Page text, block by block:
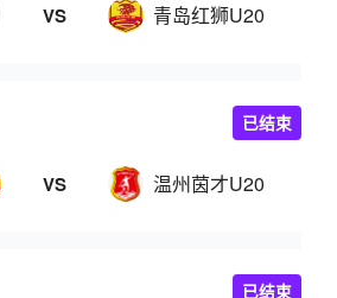
VS 青岛红狮U20
VS 温州茵才U20
已结束
已结束